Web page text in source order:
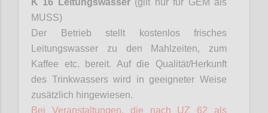
MUSS)
Der Betrieb stellt kostenlos frisches
Leitungswasser zu den Mahlzeiten, zum
Kaffee etc. bereit. Auf die Qualität/Herkunft
des Trinkwassers wird in geeigneter Weise
zusätzlich hingewiesen.
Bei Veranstaltungen, die nach UZ 62 als